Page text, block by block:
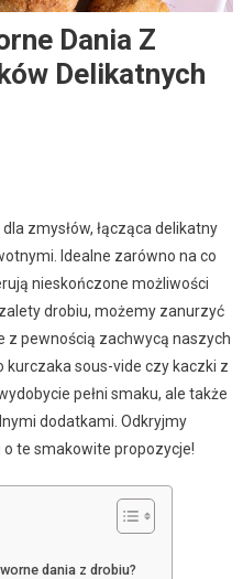
Dania Z
Delikatnych
zmysłów, łącząca delikatny
Idealne zarówno na co
nieskończone możliwości
drobiu, możemy zanurzyć
z pewnością zachwycą naszych
sous-vide czy kaczki z
pełni smaku, ale także
dodatkami. Odkryjmy
te smakowite propozycje!
dania z drobiu?